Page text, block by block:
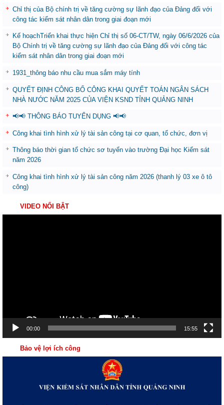
Chỉ thị của Bộ chính trị về tăng cường sự lãnh đạo của Đảng đối với
công tác kiểm sát nhân dân trong giai đoạn mới
Kế hoạchTriển khai thực hiện Chỉ thị số 06-CT/TW, ngày 06/6/2026 của
Bộ Chính trị về tăng cường sự lãnh đạo của Đảng đối với công tác
kiểm sát nhân dân trong giai đoạn mới
1931_thông báo nhu cầu mua sắm máy tính
QUYẾT ĐỊNH CÔNG BỐ CÔNG KHAI QUYẾT TOÁN NGÂN SÁCH
NHÀ NƯỚC NĂM 2025 CỦA VIỆN KSND TỈNH QUẢNG NINH
📢📢 THÔNG BÁO TUYỂN DỤNG 📢📢
Công khai tình hình xử lý tài sản công tại cơ quan, tổ chức, đơn vị
Thông báo thời gian tổ chức sơ tuyển vào trường Đại học Kiểm sát
năm 2026
Công khai tình hình xử lý tài sản công năm 2026 (thanh lý 03 xe ô tô
công)
VIDEO NỔI BẬT
00:00 15:55
Bảo vệ lợi ích công